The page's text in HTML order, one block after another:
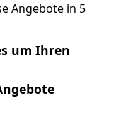
Angebote in 5
um Ihren